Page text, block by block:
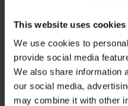
This website uses cookies
We use cookies to
provide social media
We also share information
our social media,
may combine it with other